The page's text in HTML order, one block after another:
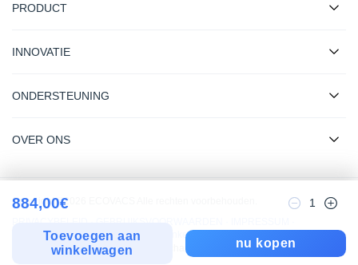
884,00€ 1
Toevoegen aan
winkelwagen
nu kopen
PRODUCT
INNOVATIE
ONDERSTEUNING
OVER ONS
Copyright ©2026 ECOVACS Alle rechten voorbehouden.
VERKOOPVOORWAARDEN·
Toegankelijkheidsverklaring
koekjesset
change location NL